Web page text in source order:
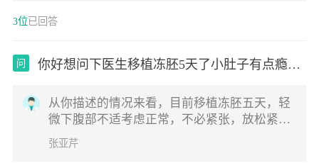
3位已回答
问
你好想问下医生移植冻胚5天了小肚子有点瘾瘾
从你描述的情况来看，目前移植冻胚五天，轻
微下腹部不适考虑正常，不必紧张，放松紧张
的情绪，适当休息再观察几天吧
张亚芹